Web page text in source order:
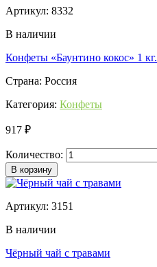
Артикул: 8332
В наличии
Конфеты «Баунтино кокос» 1 кг.
Страна: Россия
Категория: Конфеты
917 ₽
Количество:
В корзину
Артикул: 3151
В наличии
Чёрный чай с травами